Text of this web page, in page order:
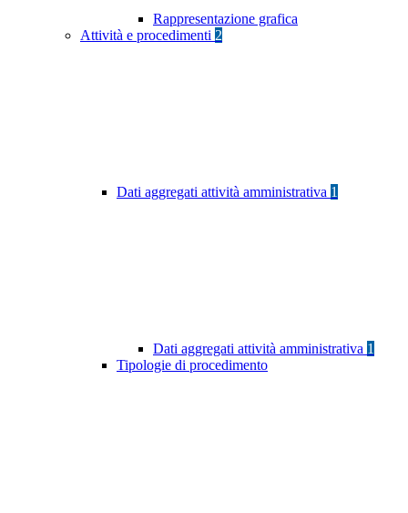
Rappresentazione grafica
Attività e procedimenti 2
Dati aggregati attività amministrativa 1
Dati aggregati attività amministrativa 1
Tipologie di procedimento